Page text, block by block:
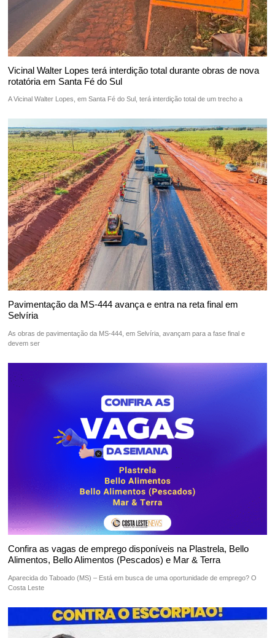
Vicinal Walter Lopes terá interdição total durante obras de nova
rotatória em Santa Fé do Sul
A Vicinal Walter Lopes, em Santa Fé do Sul, terá interdição total de um trecho a
Pavimentação da MS-444 avança e entra na reta final em
Selvíria
As obras de pavimentação da MS-444, em Selvíria, avançam para a fase final e
devem ser
Confira as vagas de emprego disponíveis na Plastrela, Bello
Alimentos, Bello Alimentos (Pescados) e Mar & Terra
Aparecida do Taboado (MS) – Está em busca de uma oportunidade de emprego? O
Costa Leste